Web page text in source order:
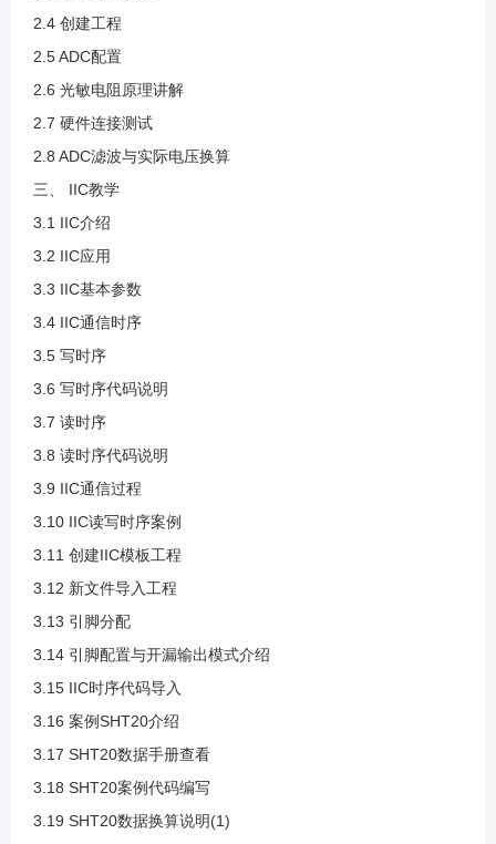
2.6 光敏电阻原理讲解
2.7 硬件连接测试
3.6 写时序代码说明
3.8 读时序代码说明
2.4 创建工程
2.5 ADC配置
2.6 光敏电阻原理讲解
2.7 硬件连接测试
2.8 ADC滤波与实际电压换算
三、 IIC教学
3.1 IIC介绍
3.2 IIC应用
3.3 IIC基本参数
3.4 IIC通信时序
3.5 写时序
3.6 写时序代码说明
3.7 读时序
3.8 读时序代码说明
3.9 IIC通信过程
3.10 IIC读写时序案例
3.11 创建IIC模板工程
3.12 新文件导入工程
3.13 引脚分配
3.14 引脚配置与开漏输出模式介绍
3.15 IIC时序代码导入
3.16 案例SHT20介绍
3.17 SHT20数据手册查看
3.18 SHT20案例代码编写
3.19 SHT20数据换算说明(1)